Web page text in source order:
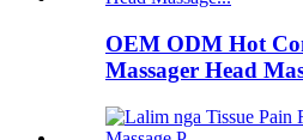
OEM ODM Hot
Massager Head